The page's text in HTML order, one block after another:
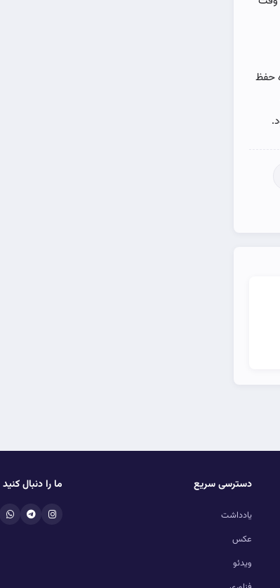
حفظ
دسترسی سریع
یادداشت
عکس
ویدئو
ما را دنبال کنید